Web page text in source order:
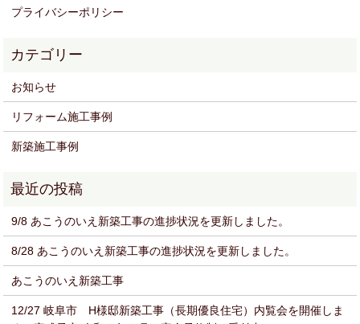
プライバシーポリシー
お知らせ
リフォーム施工事例
新築施工事例
9/8 あこうのいえ新築工事の進捗状況を更新しました。
8/28 あこうのいえ新築工事の進捗状況を更新しました。
あこうのいえ新築工事
12/27 岐阜市 H様邸新築工事（長期優良住宅）内覧会を開催しま